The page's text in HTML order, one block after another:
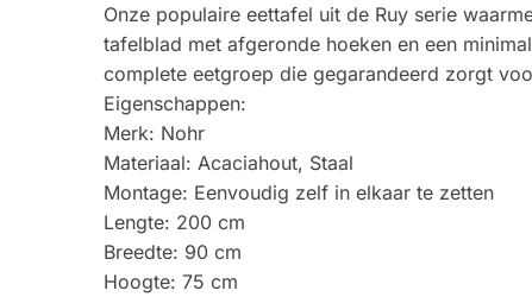
Onze populaire eettafel uit de Ruy serie
tafelblad met afgeronde hoeken en een
complete eetgroep die gegarandeerd zorgt
Eigenschappen:
Merk: Nohr
Materiaal: Acaciahout, Staal
Montage: Eenvoudig zelf in elkaar te zetten
Lengte: 200 cm
Breedte: 90 cm
Hoogte: 75 cm